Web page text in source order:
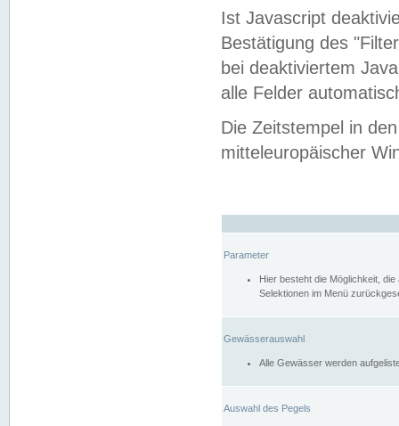
Ist Javascript
Bestätigung des
bei deaktiviertem
alle Felder
Die Zeitstempel in
mitteleuropäischer
Parameter
Hier besteht die Möglichkeit,
Selektionen im Menü
Gewässerauswahl
Alle Gewässer werden
Auswahl des Pegels